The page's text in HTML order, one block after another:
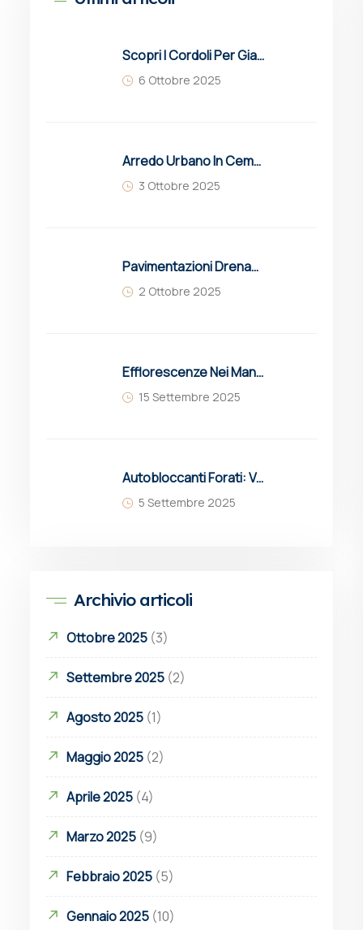
Scopri I Cordoli Per Giardini Molinaro: Soluzioni In Cemento Resistenti, Estetiche E Sostenibili Per Delimitare Aiuole, Vialetti E Spazi Verdi Con Eleganza E Funzionalità.
6 Ottobre 2025
Arredo Urbano In Cemento: Guida Completa A Soluzioni, Vantaggi E Innovazioni
3 Ottobre 2025
Pavimentazioni Drenanti Per Parcheggi: Guida Completa A Vantaggi E Soluzioni
2 Ottobre 2025
Efflorescenze Nei Manufatti In Cemento: Cause, Prevenzione E Soluzioni
15 Settembre 2025
Autobloccanti Forati: Vantaggi, Applicazioni E Grigliati Erbosi Drenanti Molinaro
5 Settembre 2025
Archivio articoli
Ottobre 2025 (3)
Settembre 2025 (2)
Agosto 2025 (1)
Maggio 2025 (2)
Aprile 2025 (4)
Marzo 2025 (9)
Febbraio 2025 (5)
Gennaio 2025 (10)